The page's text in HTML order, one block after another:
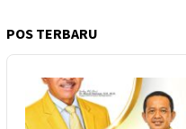
POS TERBARU